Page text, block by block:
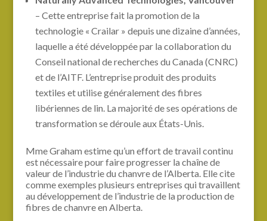
– Cette entreprise fait la promotion de la
technologie « Crailar » depuis une dizaine d’années,
laquelle a été développée par la collaboration du
Conseil national de recherches du Canada (CNRC)
et de l’AITF. L’entreprise produit des produits
textiles et utilise généralement des fibres
libériennes de lin. La majorité de ses opérations de
transformation se déroule aux États-Unis.
Mme Graham estime qu’un effort de travail continu
est nécessaire pour faire progresser la chaîne de
valeur de l’industrie du chanvre de l’Alberta. Elle cite
comme exemples plusieurs entreprises qui travaillent
au développement de l’industrie de la production de
fibres de chanvre en Alberta.